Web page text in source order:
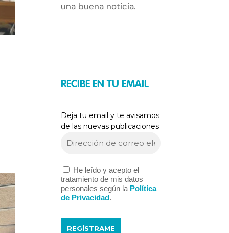
una buena noticia.
RECIBE EN TU EMAIL
Deja tu email y te avisamos
de las nuevas publicaciones
He leído y acepto el
tratamiento de mis datos
personales según la Política
de Privacidad.